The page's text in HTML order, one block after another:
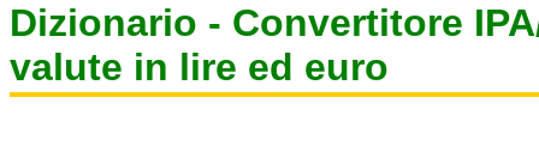
Dizionario - Convertitore
valute in lire ed euro